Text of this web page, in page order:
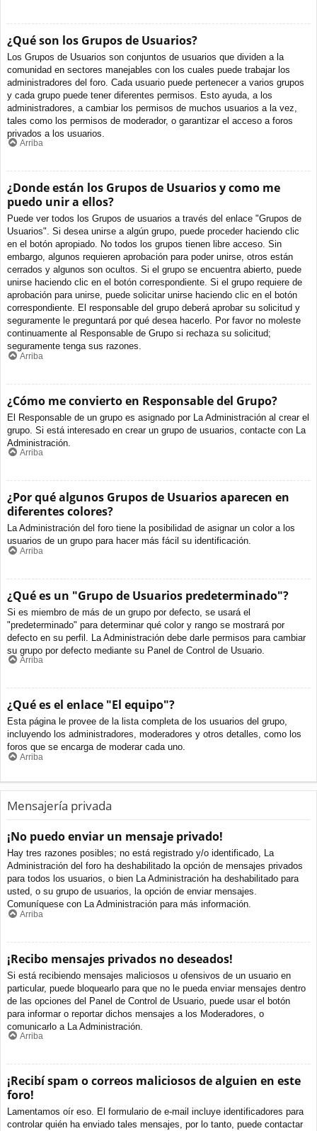
¿Qué son los Grupos de Usuarios?
Los Grupos de Usuarios son conjuntos de usuarios que dividen a la
comunidad en sectores manejables con los cuales puede trabajar los
administradores del foro. Cada usuario puede pertenecer a varios grupos
y cada grupo puede tener diferentes permisos. Esto ayuda, a los
administradores, a cambiar los permisos de muchos usuarios a la vez,
tales como los permisos de moderador, o garantizar el acceso a foros
privados a los usuarios.
Arriba
¿Donde están los Grupos de Usuarios y como me
puedo unir a ellos?
Puede ver todos los Grupos de usuarios a través del enlace "Grupos de
Usuarios". Si desea unirse a algún grupo, puede proceder haciendo clic
en el botón apropiado. No todos los grupos tienen libre acceso. Sin
embargo, algunos requieren aprobación para poder unirse, otros están
cerrados y algunos son ocultos. Si el grupo se encuentra abierto, puede
unirse haciendo clic en el botón correspondiente. Si el grupo requiere de
aprobación para unirse, puede solicitar unirse haciendo clic en el botón
correspondiente. El responsable del grupo deberá aprobar su solicitud y
seguramente le preguntará por qué desea hacerlo. Por favor no moleste
continuamente al Responsable de Grupo si rechaza su solicitud;
seguramente tenga sus razones.
Arriba
¿Cómo me convierto en Responsable del Grupo?
El Responsable de un grupo es asignado por La Administración al crear el
grupo. Si está interesado en crear un grupo de usuarios, contacte con La
Administración.
Arriba
¿Por qué algunos Grupos de Usuarios aparecen en
diferentes colores?
La Administración del foro tiene la posibilidad de asignar un color a los
usuarios de un grupo para hacer más fácil su identificación.
Arriba
¿Qué es un "Grupo de Usuarios predeterminado"?
Si es miembro de más de un grupo por defecto, se usará el
"predeterminado" para determinar qué color y rango se mostrará por
defecto en su perfil. La Administración debe darle permisos para cambiar
su grupo por defecto mediante su Panel de Control de Usuario.
Arriba
¿Qué es el enlace "El equipo"?
Esta página le provee de la lista completa de los usuarios del grupo,
incluyendo los administradores, moderadores y otros detalles, como los
foros que se encarga de moderar cada uno.
Arriba
Mensajería privada
¡No puedo enviar un mensaje privado!
Hay tres razones posibles; no está registrado y/o identificado, La
Administración del foro ha deshabilitado la opción de mensajes privados
para todos los usuarios, o bien La Administración ha deshabilitado para
usted, o su grupo de usuarios, la opción de enviar mensajes.
Comuníquese con La Administración para más información.
Arriba
¡Recibo mensajes privados no deseados!
Si está recibiendo mensajes maliciosos u ofensivos de un usuario en
particular, puede bloquearlo para que no le pueda enviar mensajes dentro
de las opciones del Panel de Control de Usuario, puede usar el botón
para informar o reportar dichos mensajes a los Moderadores, o
comunicarlo a La Administración.
Arriba
¡Recibí spam o correos maliciosos de alguien en este
foro!
Lamentamos oír eso. El formulario de e-mail incluye identificadores para
controlar quién ha enviado tales mensajes, por lo tanto, puede contactar